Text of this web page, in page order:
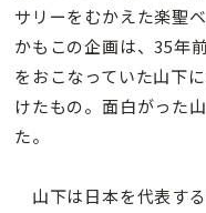
サリーをむかえた楽聖
かもこの企画は、35年
をおこなっていた山下
けたもの。面白がった
た。
山下は日本を代表す